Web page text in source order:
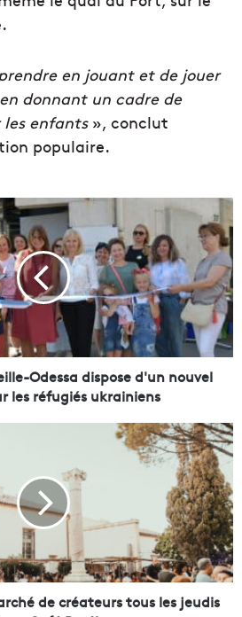
en jouant et de jouer
donnant un cadre de
enfants», conclut
populaire.
Odessa dispose d'un nouvel
les réfugiés ukrainiens
de créateurs tous les jeudis